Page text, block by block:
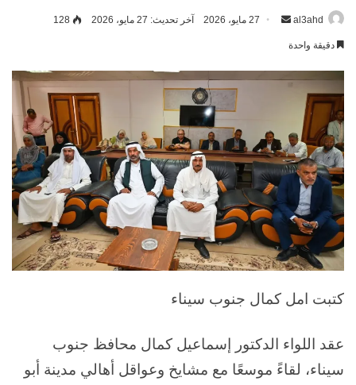
al3ahd
أرسل 27 مايو، 2026 آخر تحديث: 27 مايو، 2026 128
دقيقة واحدة
كتبت امل كمال جنوب سيناء
عقد اللواء الدكتور إسماعيل كمال محافظ جنوب
سيناء، لقاءً موسعًا مع مشايخ وعواقل أهالي مدينة أبو